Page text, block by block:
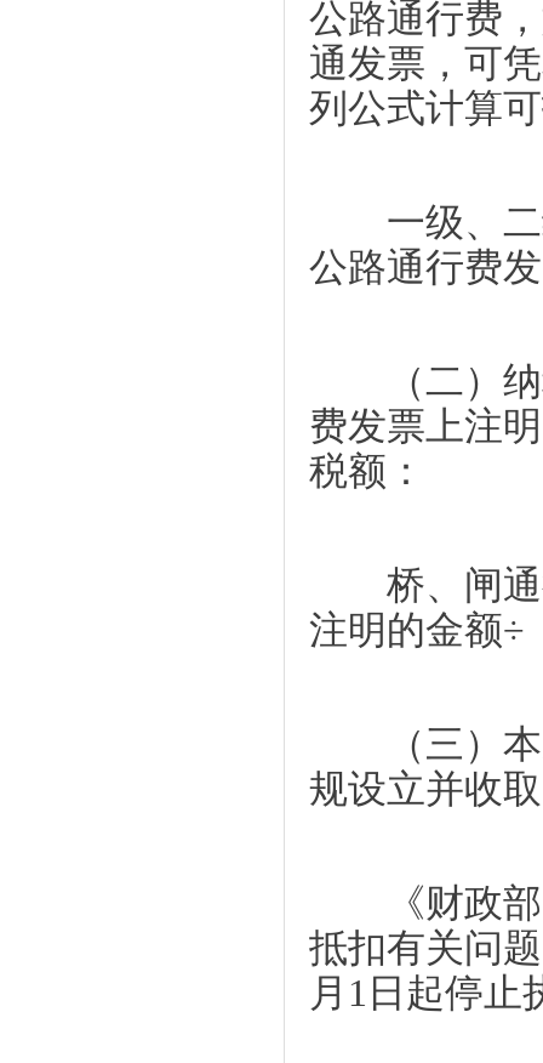
公路通行费
通发票，可
列公式计算
一级、二
公路通行费
（二）纳
费发票上注
税额：
桥、闸通
注明的金额÷
（三）本
规设立并收
《财政部
抵扣有关问
月1日起停止